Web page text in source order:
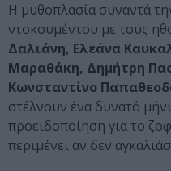
Η μυθοπλασία συναντά
ντοκουμέντου με τους
Δαλιάνη, Ελεάνα
Μαραθάκη, Δημήτρη
Κωνσταντίνο
στέλνουν ένα δυνατό
προειδοποίηση για το
περιμένει αν δεν